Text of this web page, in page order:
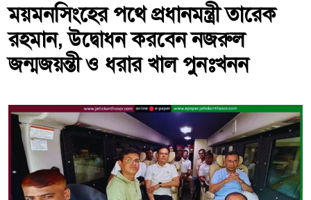
ময়মনসিংহের পথে প্রধানমন্ত্রী তারেক
রহমান, উদ্বোধন করবেন নজরুল
জন্মজয়ন্তী ও ধরার খাল পুনঃখনন